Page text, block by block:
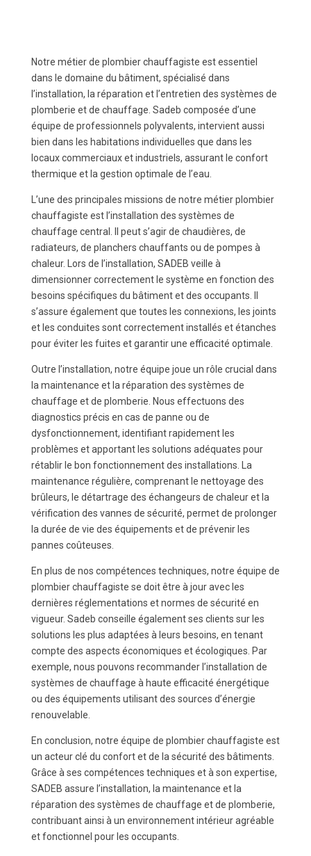
Notre métier de plombier chauffagiste est essentiel
dans le domaine du bâtiment, spécialisé dans
l’installation, la réparation et l’entretien des systèmes de
plomberie et de chauffage. Sadeb composée d’une
équipe de professionnels polyvalents, intervient aussi
bien dans les habitations individuelles que dans les
locaux commerciaux et industriels, assurant le confort
thermique et la gestion optimale de l’eau.
L’une des principales missions de notre métier plombier
chauffagiste est l’installation des systèmes de
chauffage central. Il peut s’agir de chaudières, de
radiateurs, de planchers chauffants ou de pompes à
chaleur. Lors de l’installation, SADEB veille à
dimensionner correctement le système en fonction des
besoins spécifiques du bâtiment et des occupants. Il
s’assure également que toutes les connexions, les joints
et les conduites sont correctement installés et étanches
pour éviter les fuites et garantir une efficacité optimale.
Outre l’installation, notre équipe joue un rôle crucial dans
la maintenance et la réparation des systèmes de
chauffage et de plomberie. Nous effectuons des
diagnostics précis en cas de panne ou de
dysfonctionnement, identifiant rapidement les
problèmes et apportant les solutions adéquates pour
rétablir le bon fonctionnement des installations. La
maintenance régulière, comprenant le nettoyage des
brûleurs, le détartrage des échangeurs de chaleur et la
vérification des vannes de sécurité, permet de prolonger
la durée de vie des équipements et de prévenir les
pannes coûteuses.
En plus de nos compétences techniques, notre équipe de
plombier chauffagiste se doit être à jour avec les
dernières réglementations et normes de sécurité en
vigueur. Sadeb conseille également ses clients sur les
solutions les plus adaptées à leurs besoins, en tenant
compte des aspects économiques et écologiques. Par
exemple, nous pouvons recommander l’installation de
systèmes de chauffage à haute efficacité énergétique
ou des équipements utilisant des sources d’énergie
renouvelable.
En conclusion, notre équipe de plombier chauffagiste est
un acteur clé du confort et de la sécurité des bâtiments.
Grâce à ses compétences techniques et à son expertise,
SADEB assure l’installation, la maintenance et la
réparation des systèmes de chauffage et de plomberie,
contribuant ainsi à un environnement intérieur agréable
et fonctionnel pour les occupants.